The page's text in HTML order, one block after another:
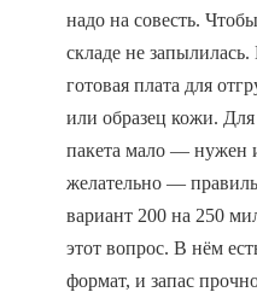
надо на совесть.
складе не
готовая плата для
или образец кожи.
пакета мало — нужен
желательно —
вариант 200 на 250
этот вопрос. В нём
формат, и запас